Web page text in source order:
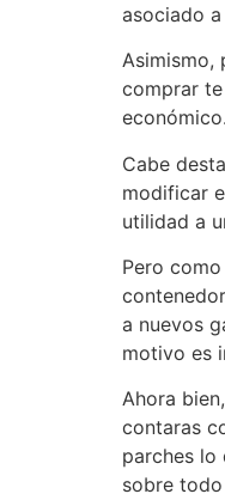
asociado
Asimismo,
comprar
económico.
Cabe
modificar
utilidad a
Pero
a nuevos
motivo es
Ahora
contaras
parches lo
sobre